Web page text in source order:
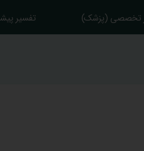
تخصصی (پزشک) تفسیر